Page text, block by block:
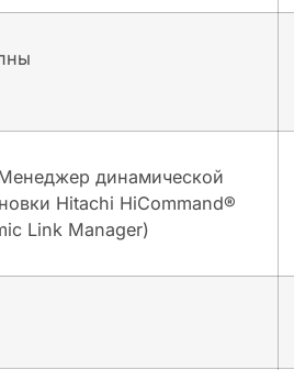
динамической
Hitachi HiCommand®
Link Manager)